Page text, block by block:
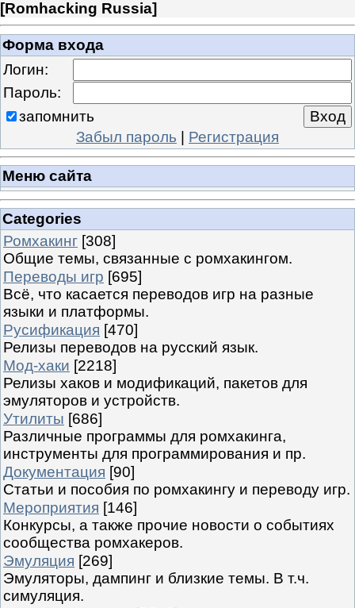
[Romhacking Russia]
Форма входа
Логин:
Пароль:
запомнить
Забыл пароль | Регистрация
Меню сайта
Categories
Ромхакинг [308]
Общие темы, связанные с ромхакингом.
Переводы игр [695]
Всё, что касается переводов игр на разные
языки и платформы.
Русификация [470]
Релизы переводов на русский язык.
Мод-хаки [2218]
Релизы хаков и модификаций, пакетов для
эмуляторов и устройств.
Утилиты [686]
Различные программы для ромхакинга,
инструменты для программирования и пр.
Документация [90]
Статьи и пособия по ромхакингу и переводу игр.
Мероприятия [146]
Конкурсы, а также прочие новости о событиях
сообщества ромхакеров.
Эмуляция [269]
Эмуляторы, дампинг и близкие темы. В т.ч.
симуляция.